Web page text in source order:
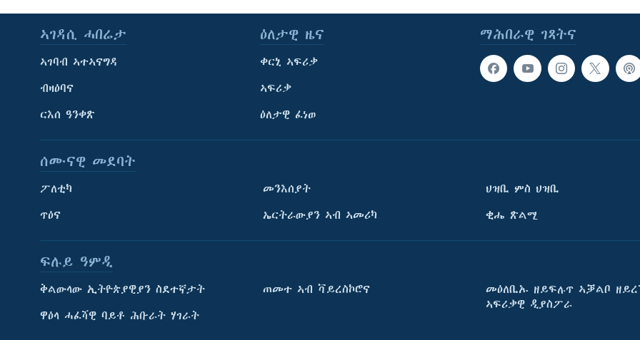
ትምህርቲ እንግሊዝኛ
ማሕበራዊ ገጻትና
ማሕበራዊ ገጻትና
ኣገዳሲ ሓበሬታ
ኣገባብ ኣተኣናግዳ
ብዛዕባና
ርእሰ ዓንቀጽ
ዕለታዊ ዜና
ቀርኒ ኣፍሪቃ
ኣፍሪቃ
ዕለታዊ ፈነወ
ሰሙናዊ መደባት
ፖለቲካ
ጥዕና
መንእሰያት
ኤርትራውያን ኣብ ኣመሪካ
ህዝቢ ምስ ህዝቢ
ቂሔ ጽልሚ
ፍሉይ ዓምዲ
ቅልውላው ኢትዮጵያዊያን ስደተኛታት
ዋዕላ ሓፈሻዊ ባይቶ ሕቡራት ሃገራት
ጠመተ ኣብ ቫይረስኮሮና
መዕለቢኡ ዘይፍሉጥ ኣቓልቦ
ኣፍሪቃዊ ዲያስፖራ